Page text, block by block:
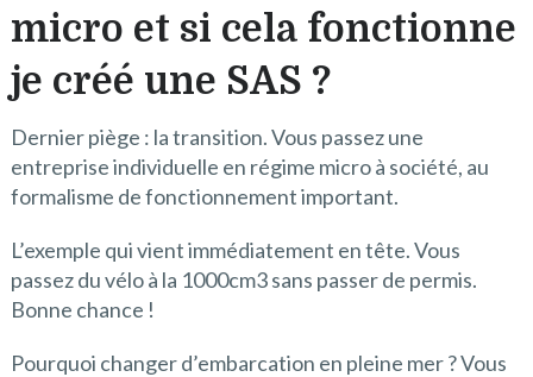
micro et si cela fonctionne
je créé une SAS ?
Dernier piège : la transition. Vous passez une
entreprise individuelle en régime micro à société, au
formalisme de fonctionnement important.
L’exemple qui vient immédiatement en tête. Vous
passez du vélo à la 1000cm3sans passer de permis.
Bonne chance !
Pourquoi changer d’embarcation en pleine mer ? Vous